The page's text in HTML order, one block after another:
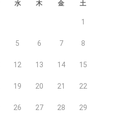
水 木 金 土
1
5 6 7 8
12 13 14 15
19 20 21 22
26 27 28 29